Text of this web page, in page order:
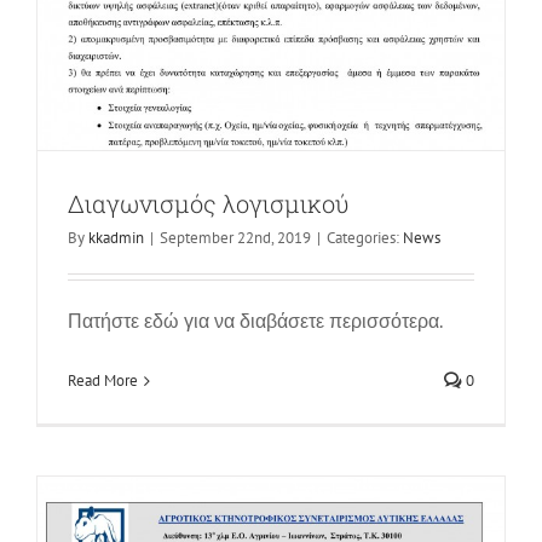
Διαγωνισμός λογισμικού
By kkadmin | September 22nd, 2019 | Categories: News
Πατήστε εδώ για να διαβάσετε περισσότερα.
Read More 0
News